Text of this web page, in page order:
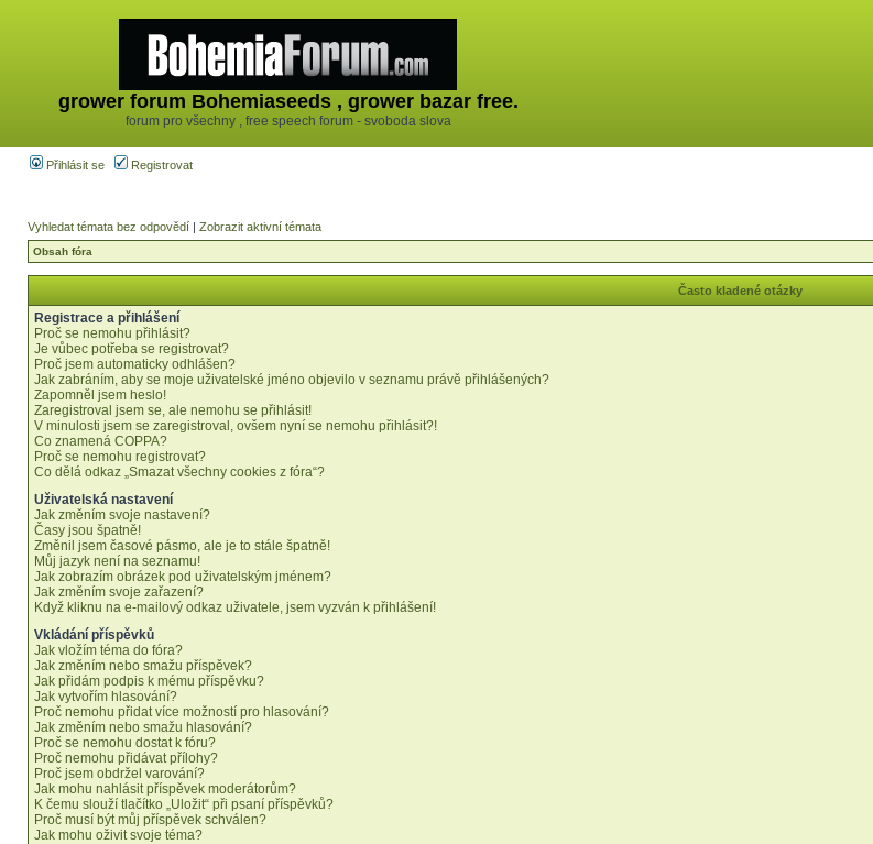
grower forum Bohemiaseeds , grower bazar free.
forum pro všechny , free speech forum - svoboda slova
Přihlásit se Registrovat
Vyhledat témata bez odpovědí | Zobrazit aktivní témata
Obsah fóra
Často kladené otázky
Registrace a přihlášení
Proč se nemohu přihlásit?
Je vůbec potřeba se registrovat?
Proč jsem automaticky odhlášen?
Jak zabráním, aby se moje uživatelské jméno objevilo v seznamu právě přihlášených?
Zapomněl jsem heslo!
Zaregistroval jsem se, ale nemohu se přihlásit!
V minulosti jsem se zaregistroval, ovšem nyní se nemohu přihlásit?!
Co znamená COPPA?
Proč se nemohu registrovat?
Co dělá odkaz „Smazat všechny cookies z fóra“?
Uživatelská nastavení
Jak změním svoje nastavení?
Časy jsou špatně!
Změnil jsem časové pásmo, ale je to stále špatně!
Můj jazyk není na seznamu!
Jak zobrazím obrázek pod uživatelským jménem?
Jak změním svoje zařazení?
Když kliknu na e-mailový odkaz uživatele, jsem vyzván k přihlášení!
Vkládání příspěvků
Jak vložím téma do fóra?
Jak změním nebo smažu příspěvek?
Jak přidám podpis k mému příspěvku?
Jak vytvořím hlasování?
Proč nemohu přidat více možností pro hlasování?
Jak změním nebo smažu hlasování?
Proč se nemohu dostat k fóru?
Proč nemohu přidávat přílohy?
Proč jsem obdržel varování?
Jak mohu nahlásit příspěvek moderátorům?
K čemu slouží tlačítko „Uložit“ při psaní příspěvků?
Proč musí být můj příspěvek schválen?
Jak mohu oživit svoje téma?